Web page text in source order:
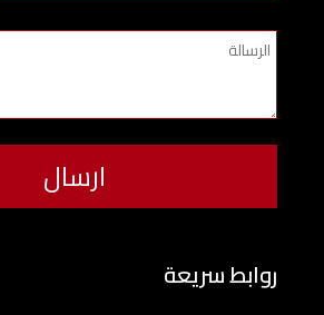
روابط سريعة